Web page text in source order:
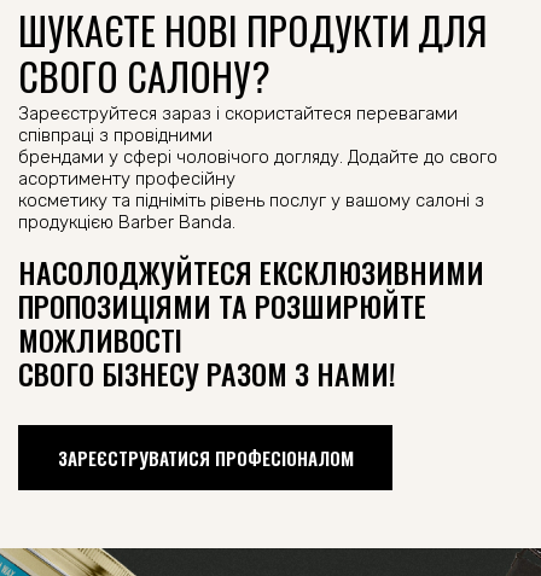
ШУКАЄТЕ НОВІ ПРОДУКТИ ДЛЯ
СВОГО САЛОНУ?
Зареєструйтеся зараз і скористайтеся перевагами
співпраці з провідними
брендами у сфері чоловічого догляду. Додайте до свого
асортименту професійну
косметику та підніміть рівень послуг у вашому салоні з
продукцією Barber Banda.
НАСОЛОДЖУЙТЕСЯ ЕКСКЛЮЗИВНИМИ
ПРОПОЗИЦІЯМИ ТА РОЗШИРЮЙТЕ
МОЖЛИВОСТІ
СВОГО БІЗНЕСУ РАЗОМ З НАМИ!
ЗАРЕЄСТРУВАТИСЯ ПРОФЕСІОНАЛОМ